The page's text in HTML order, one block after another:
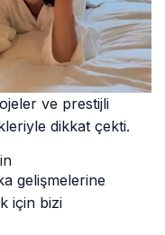
ve prestijli
dikkat çekti.
gelişmelerine
için bizi